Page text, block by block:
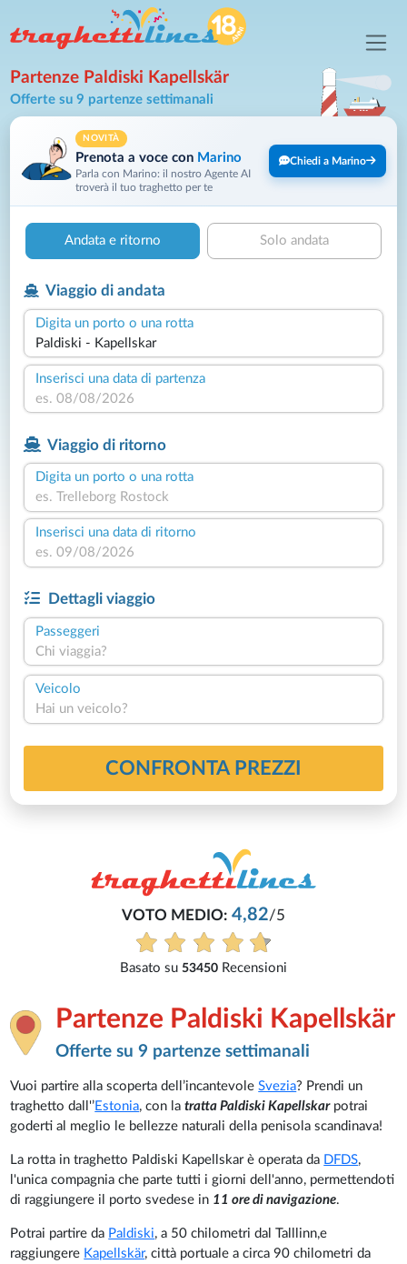
Partenze Paldiski Kapellskär
Offerte su 9 partenze settimanali
NOVITÀ
Prenota a voce con Marino
Parla con Marino: il nostro Agente AI
troverà il tuo traghetto per te
Chiedi a Marino
Andata e ritorno Solo andata
Viaggio di andata
Digita un porto o una rotta
Inserisci una data di partenza
Viaggio di ritorno
Digita un porto o una rotta
Inserisci una data di ritorno
Dettagli viaggio
Passeggeri
Chi viaggia?
Veicolo
Hai un veicolo?
CONFRONTA PREZZI
Partenze Paldiski Kapellskär
Offerte su 9 partenze settimanali
Vuoi partire alla scoperta dell’incantevoleSvezia? Prendi un
traghetto dall'’Estonia, con latratta Paldiski Kapellskarpotrai
goderti al meglio le bellezze naturali della penisola scandinava!
La rotta in traghetto Paldiski Kapellskar è operata da DFDS,
l'unica compagnia che parte tutti i giorni dell'anno, permettendoti
di raggiungere il porto svedese in 11 ore di navigazione.
Potrai partire da Paldiski, a 50 chilometri dal Talllinn,e
raggiungere Kapellskär, città portuale a circa 90 chilometri da